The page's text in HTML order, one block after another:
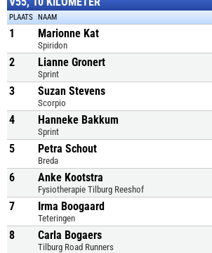
PLAATS NAAM
1 Marionne Kat
Spiridon
2 Lianne Gronert
Sprint
3 Suzan Stevens
Scorpio
4 Hanneke Bakkum
Sprint
5 Petra Schout
Breda
6 Anke Kootstra
Fysiotherapie Tilburg Reeshof
7 Irma Boogaard
Teteringen
8 Carla Bogaers
Tilburg Road Runners